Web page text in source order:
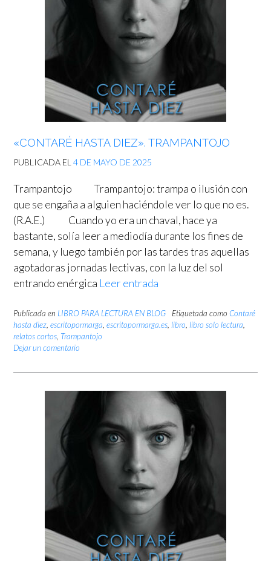
«CONTARÉ HASTA DIEZ». TRAMPANTOJO
PUBLICADA EL 4 DE MAYO DE 2025
Trampantojo Trampantojo: trampa o ilusión con
que se engaña a alguien haciéndole ver lo que no es.
(R.A.E.) Cuando yo era un chaval, hace ya
bastante, solía leer a mediodía durante los fines de
semana, y luego también por las tardes tras aquellas
agotadoras jornadas lectivas, con la luz del sol
entrando enérgica Leer entrada
Publicada en LIBRO PARA LECTURA EN BLOG Etiquetada como Contaré
hasta diez escritopormarga escritopormarga.es libro libro solo lectura
relatos cortos Trampantojo
Dejar un comentario